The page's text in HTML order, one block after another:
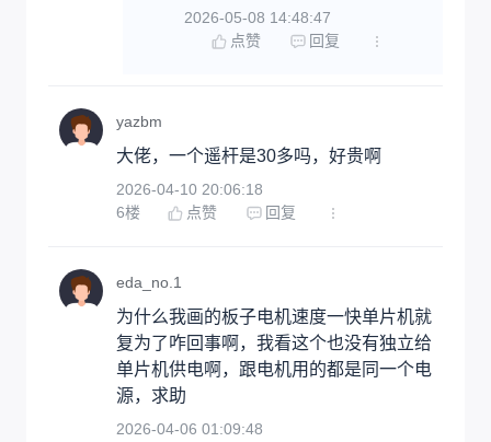
2026-05-08 14:48:47
点赞
回复
yazbm
大佬，一个遥杆是30多吗，好贵啊
2026-04-10 20:06:18
6楼 点赞 回复
eda_no.1
为什么我画的板子电机速度一快单片机就
复为了咋回事啊，我看这个也没有独立给
单片机供电啊，跟电机用的都是同一个电
源，求助
2026-04-06 01:09:48